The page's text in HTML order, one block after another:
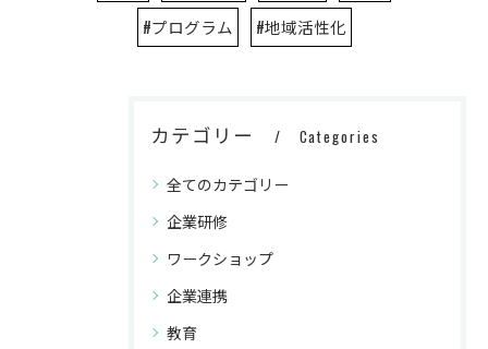
#プログラム
#地域活性化
カテゴリー Categories
全てのカテゴリー
企業研修
ワークショップ
企業連携
教育